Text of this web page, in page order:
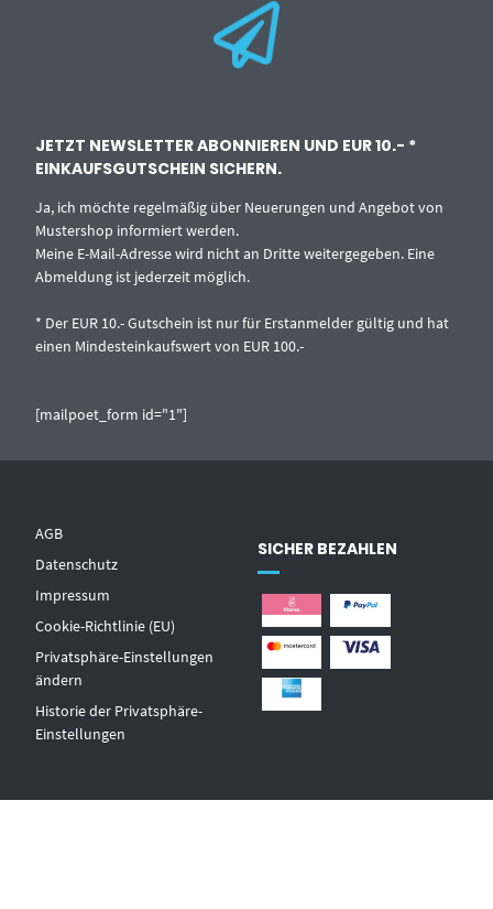
JETZT NEWSLETTER ABONNIEREN UND EUR 10.- *
EINKAUFSGUTSCHEIN SICHERN.
Ja, ich möchte regelmäßig über Neuerungen und Angebot von
Mustershop informiert werden.
Meine E-Mail-Adresse wird nicht an Dritte weitergegeben. Eine
Abmeldung ist jederzeit möglich.
* Der EUR 10.- Gutschein ist nur für Erstanmelder gültig und hat
einen Mindesteinkaufswert von EUR 100.-
[mailpoet_form id="1"]
AGB
Datenschutz
Impressum
Cookie-Richtlinie (EU)
Privatsphäre-Einstellungen
ändern
Historie der Privatsphäre-
Einstellungen
SICHER BEZAHLEN